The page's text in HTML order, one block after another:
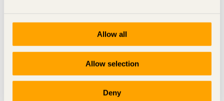
Allow all
Allow selection
Deny
Jamil Bennani